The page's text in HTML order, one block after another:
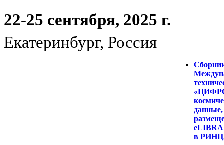
22-25 сентября, 2025 г.
Екатеринбург, Россия
данные,
в